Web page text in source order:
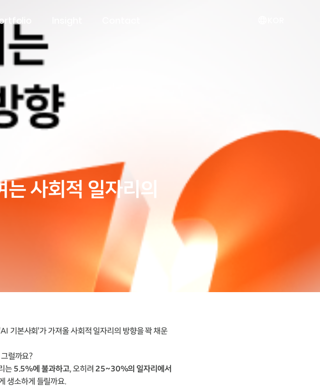
사회적 일자리의
기본사회'가 가져올 사회적 일자리의 방향을 꽉 채운
럴까요?
는 5.5%에 불과하고, 오히려25~30%의 일자리에서
생소하게 들릴까요.